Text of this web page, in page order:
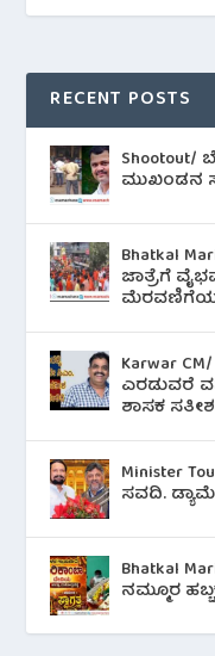
RECENT POSTS
ಮುಖಂಡನ
Bhatkal
ಜಾತ್ರೆಗೆ
Karwar
ಎರಡುವರೆ
ಶಾಸಕ
Minister
ಸವದಿ.
Bhatkal
ನಮ್ಮೂರ